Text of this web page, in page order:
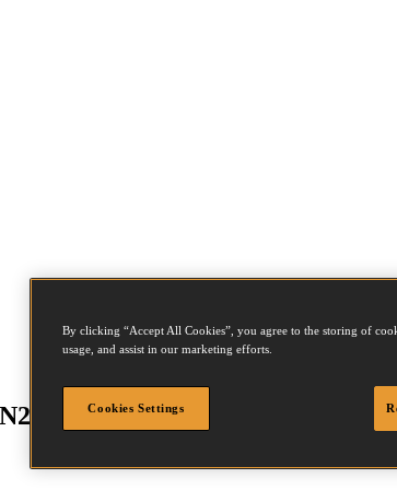
By clicking “Accept All Cookies”, you agree to the storing of
usage, and assist in our marketing efforts.
Cookies Settings